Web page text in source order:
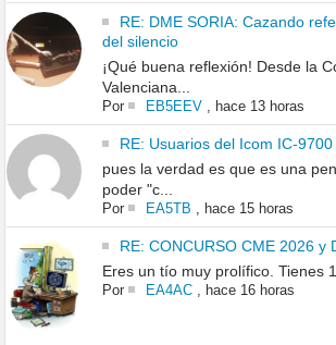
RE: DME SORIA: Cazando
del silencio
¡Qué buena reflexión! Desde la
Valenciana...
Por EB5EEV, hace 13 horas
RE: Usuarios del Icom IC-9700
pues la verdad es que es una
poder "c...
Por EA5TB hace 15 horas
RE: CONCURSO CME 2026 y
Eres un tío muy prolífico. Tienes
Por EA4AC, hace 16 horas